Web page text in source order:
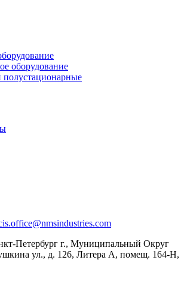
оборудование
Петербург г., Муниципальный Округ
ул., д. 126, Литера А, помещ. 164-Н,